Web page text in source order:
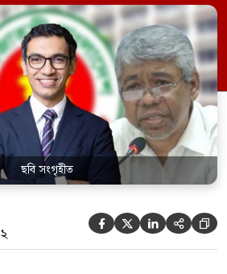
সচিব থাকবেন স্বাস্থ্য ও
সচিব। একই সঙ্গে
বাংলাদেশ বিনিয়োগ উন্নয়ন
চেয়ারম্যান এবং
ছবি সংগৃহীত
    